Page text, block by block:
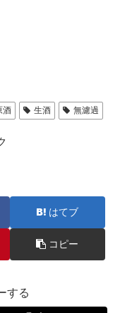
酒 生酒 無濾過
はてブ
コピー
する